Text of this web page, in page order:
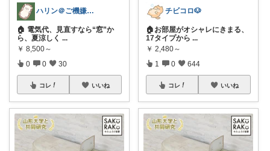
ハリン＠ご機嫌な暮らし💕
🏠 電気代、見直すなら“窓”か
ら、夏涼しく ...
￥ 8,500～
0 0 30
コレ いいね
チビコロ🐶
🏠お部屋がオシャレにきまる、
17タイプから ...
￥ 2,480～
1 0 644
コレ いいね